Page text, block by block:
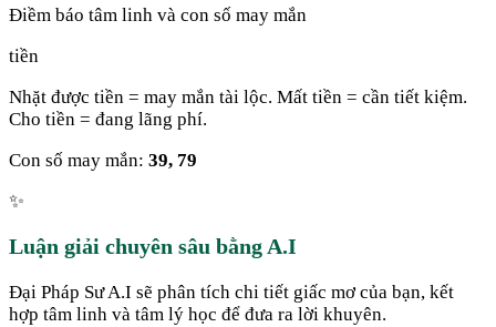
Điềm báo tâm linh và con số may mắn
tiền
Nhặt được tiền = may mắn tài lộc. Mất tiền = cần tiết kiệm.
Cho tiền = đang lãng phí.
Con số may mắn: 39, 79
✨
Luận giải chuyên sâu bằng A.I
Đại Pháp Sư A.I sẽ phân tích chi tiết giấc mơ của bạn, kết
hợp tâm linh và tâm lý học để đưa ra lời khuyên.